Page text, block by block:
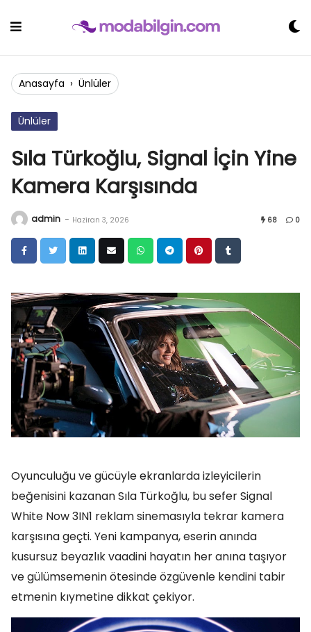
Anasayfa › Ünlüler
Ünlüler
Sıla Türkoğlu, Signal İçin Yine
Kamera Karşısında
admin - Haziran 3, 2026 68 0
Oyunculuğu ve gücüyle ekranlarda izleyicilerin
beğenisini kazanan Sıla Türkoğlu, bu sefer Signal
White Now 3IN1 reklam sinemasıyla tekrar kamera
karşısına geçti. Yeni kampanya, eserin anında
kusursuz beyazlık vaadini hayatın her anına taşıyor
ve gülümsemenin ötesinde özgüvenle kendini tabir
etmenin kıymetine dikkat çekiyor.